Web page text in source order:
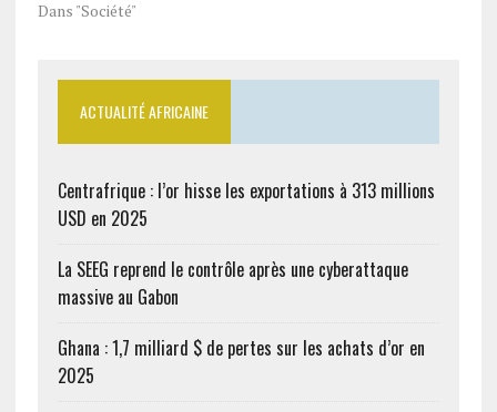
Dans "Société"
ACTUALITÉ AFRICAINE
Centrafrique : l’or hisse les exportations à 313 millions
USD en 2025
La SEEG reprend le contrôle après une cyberattaque
massive au Gabon
Ghana : 1,7 milliard $ de pertes sur les achats d’or en
2025